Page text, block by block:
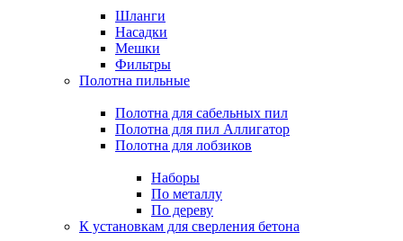
Шланги
Насадки
Мешки
Фильтры
Полотна пильные
Полотна для сабельных пил
Полотна для пил Аллигатор
Полотна для лобзиков
Наборы
По металлу
По дереву
К установкам для сверления бетона